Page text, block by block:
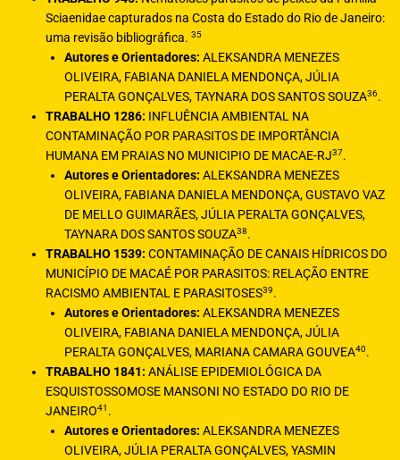
Sciaenidae capturados na Costa do Estado do Rio de Janeiro:
uma revisão bibliográfica.35
Autores e Orientadores: ALEKSANDRA MENEZES
OLIVEIRA, FABIANA DANIELA MENDONÇA, JÚLIA
PERALTA GONÇALVES, TAYNARA DOS SANTOS SOUZA36.
TRABALHO 1286: INFLUÊNCIA AMBIENTAL NA
CONTAMINAÇÃO POR PARASITOS DE IMPORTÂNCIA
HUMANA EM PRAIAS NO MUNICIPIO DE MACAE-RJ37.
Autores e Orientadores: ALEKSANDRA MENEZES
OLIVEIRA, FABIANA DANIELA MENDONÇA, GUSTAVO VAZ
DE MELLO GUIMARÃES, JÚLIA PERALTA GONÇALVES,
TAYNARA DOS SANTOS SOUZA38.
TRABALHO 1539: CONTAMINAÇÃO DE CANAIS HÍDRICOS DO
MUNICÍPIO DE MACAÉ POR PARASITOS: RELAÇÃO ENTRE
RACISMO AMBIENTAL E PARASITOSES39.
Autores e Orientadores: ALEKSANDRA MENEZES
OLIVEIRA, FABIANA DANIELA MENDONÇA, JÚLIA
PERALTA GONÇALVES, MARIANA CAMARA GOUVEA40.
TRABALHO 1841: ANÁLISE EPIDEMIOLÓGICA DA
ESQUISTOSSOMOSE MANSONI NO ESTADO DO RIO DE
JANEIRO41 .
Autores e Orientadores: ALEKSANDRA MENEZES
OLIVEIRA, JÚLIA PERALTA GONÇALVES, YASMIN